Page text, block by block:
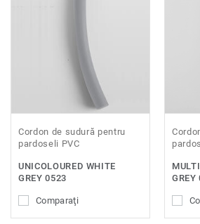
Cordon de sudură pentru
pardoseli PVC
UNICOLOURED WHITE
GREY 0523
Comparaţi
GREY